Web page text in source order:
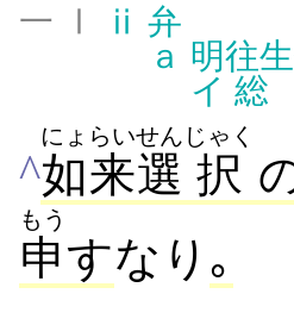
一 Ⅰ ⅱ 弁
ａ 明往
イ 総
^如来
にょらい
選
せん
択
じゃく
申
もう
すなり ｡